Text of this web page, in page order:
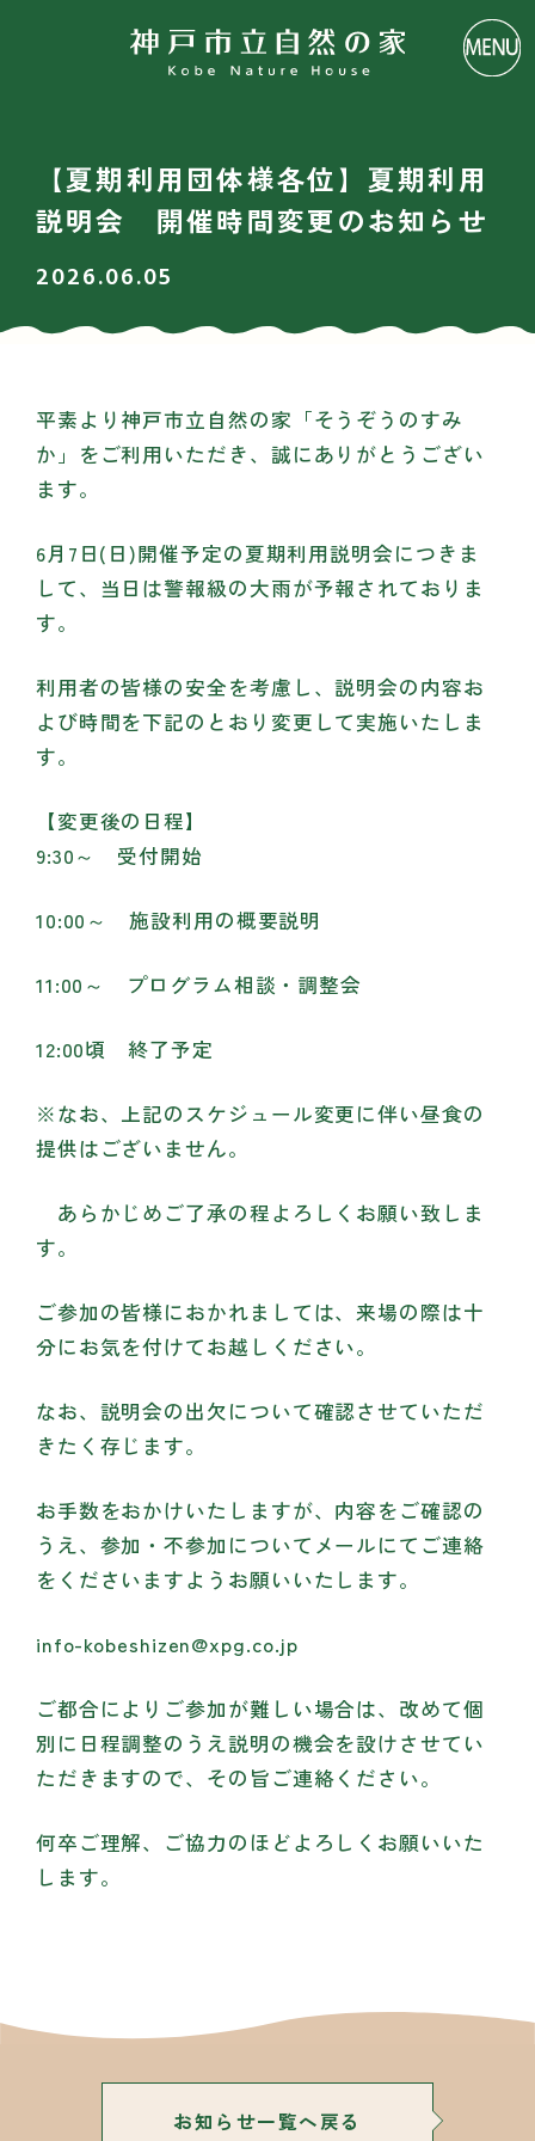
【夏期利用団体様各位】夏期利用
説明会 開催時間変更のお知らせ
2026.06.05
平素より神戸市立自然の家「そうぞうのすみ
か」をご利用いただき、誠にありがとうござい
ます。
6月7日(日)開催予定の夏期利用説明会につきま
して、当日は警報級の大雨が予報されておりま
す。
利用者の皆様の安全を考慮し、説明会の内容お
よび時間を下記のとおり変更して実施いたしま
す。
【変更後の日程】
9:30～ 受付開始
10:00～ 施設利用の概要説明
11:00～ プログラム相談・調整会
12:00頃 終了予定
※なお、上記のスケジュール変更に伴い昼食の
提供はございません。
あらかじめご了承の程よろしくお願い致しま
す。
ご参加の皆様におかれましては、来場の際は十
分にお気を付けてお越しください。
なお、説明会の出欠について確認させていただ
きたく存じます。
お手数をおかけいたしますが、内容をご確認の
うえ、参加・不参加についてメールにてご連絡
をくださいますようお願いいたします。
info-kobeshizen@xpg.co.jp
ご都合によりご参加が難しい場合は、改めて個
別に日程調整のうえ説明の機会を設けさせてい
ただきますので、その旨ご連絡ください。
何卒ご理解、ご協力のほどよろしくお願いいた
します。
お知らせ一覧へ戻る